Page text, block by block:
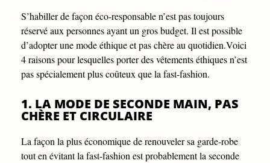
S’habiller de façon éco-responsable n’est pas toujours
réservé aux personnes ayant un gros budget. Il est possible
d’adopter une mode éthique et pas chère au quotidien.Voici
4 raisons pour lesquelles porter des vêtements éthiques n’est
pas spécialement plus coûteux que la fast-fashion.
1. LA MODE DE SECONDE MAIN, PAS
CHÈRE ET CIRCULAIRE
La façon la plus économique de renouveler sa garde-robe
tout en évitant la fast-fashion est probablement la seconde